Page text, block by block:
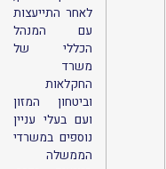
לאחר התייעצות
עם המנהל
הכללי של
משרד
החקלאות
וביטחון המזון
ועם בעלי עניין
נוספים במשרדי
הממשלה